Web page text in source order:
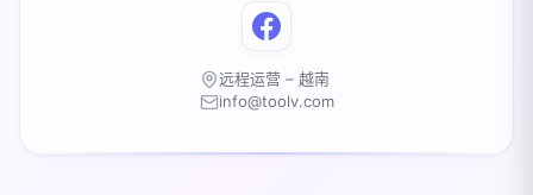
远程运营 – 越南
info@toolv.com